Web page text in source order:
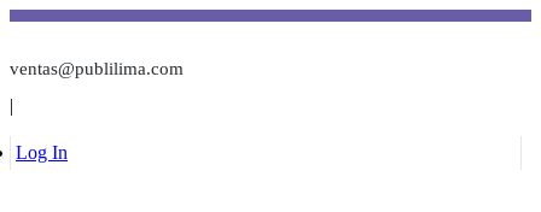
ventas@publilima.com
|
Log In